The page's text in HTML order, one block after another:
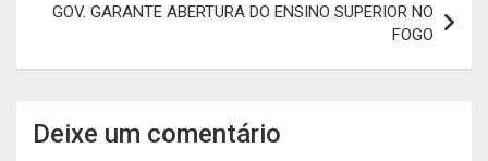
GOV. GARANTE ABERTURA DO ENSINO SUPERIOR NO
FOGO
Deixe um comentário